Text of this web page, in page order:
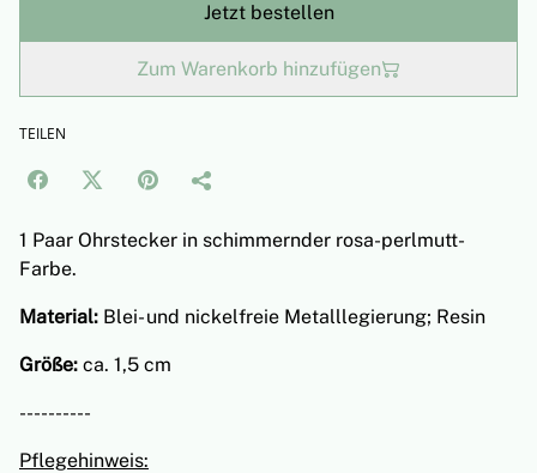
Jetzt bestellen
Zum Warenkorb hinzufügen
TEILEN
1 Paar Ohrstecker in schimmernder rosa-perlmutt-
Farbe.
Material: Blei- und nickelfreie Metalllegierung; Resin
Größe: ca. 1,5 cm
----------
Pflegehinweis: